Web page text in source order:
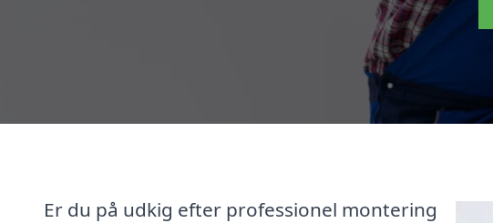
Er du på udkig efter professionel montering